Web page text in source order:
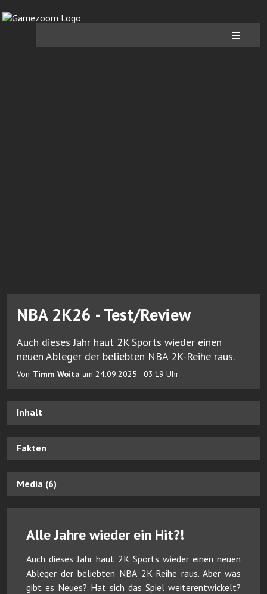
NBA 2K26 - Test/Review
Auch dieses Jahr haut 2K Sports wieder einen
neuen Ableger der beliebten NBA 2K-Reihe raus.
Von Timm Woita am 24.09.2025 - 03:19 Uhr
Inhalt
Fakten
Media (6)
Alle Jahre wieder ein Hit?!
Auch dieses Jahr haut 2K Sports wieder einen neuen
Ableger der beliebten NBA 2K-Reihe raus. Aber was
gibt es Neues? Hat sich das Spiel weiterentwickelt?